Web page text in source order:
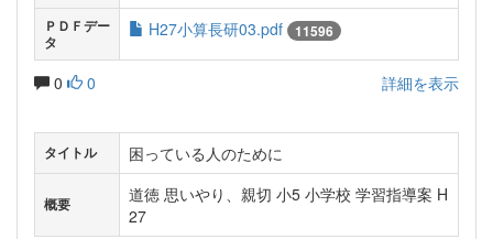
ＰＤＦデー
タ
H27小算長研03.pdf 11596
0 0 詳細を表示
タイトル 困っている人のために
概要
道徳 思いやり、親切 小5 小学校 学習指導案 H
27